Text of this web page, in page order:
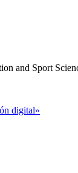
and Sport
digital»